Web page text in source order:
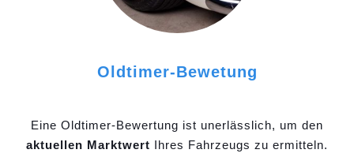
Oldtimer-Bewetung
Eine Oldtimer-Bewertung ist unerlässlich, um den
aktuellen Marktwert Ihres Fahrzeugs zu ermitteln.